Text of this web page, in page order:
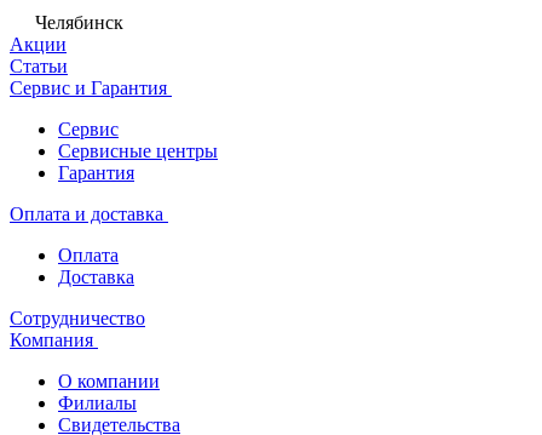
Челябинск
Акции
Статьи
Сервис и Гарантия
Сервис
Сервисные центры
Гарантия
Оплата и доставка
Оплата
Доставка
Сотрудничество
Компания
О компании
Филиалы
Свидетельства